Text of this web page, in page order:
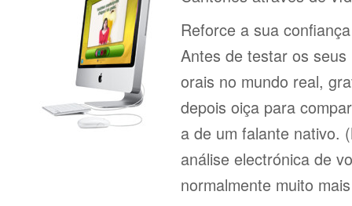
Reforce a sua
Antes de testar os
orais no mundo real,
depois oiça para
a de um falante nativo.
análise electrónica de
normalmente muito